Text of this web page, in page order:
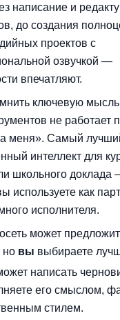
написание и
до создания
проектов с
озвучкой —
впечатляют.
ключевую
не работает
меня». Самый
интеллект для
школьного доклада
используете как
исполнителя.
может
но вы выбираете
написать
его смыслом,
стилем.